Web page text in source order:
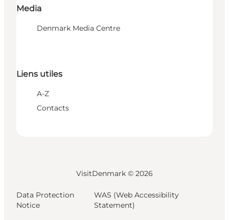
Media
Denmark Media Centre
Liens utiles
A-Z
Contacts
VisitDenmark © 2026
Data Protection
Notice
WAS (Web Accessibility
Statement)